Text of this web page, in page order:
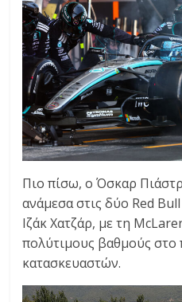
Πιο πίσω, ο Όσκαρ
ανάμεσα στις δύο Red
Ιζάκ Χατζάρ, με τη
πολύτιμους βαθμούς
κατασκευαστών.